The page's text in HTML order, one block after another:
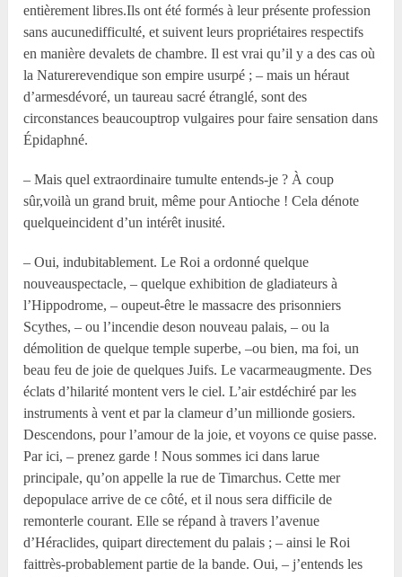
entièrement libres.Ils ont été formés à leur présente profession
sans aucunedifficulté, et suivent leurs propriétaires respectifs
en manière devalets de chambre. Il est vrai qu’il y a des cas où
la Naturerevendique son empire usurpé ; – mais un héraut
d’armesdévoré, un taureau sacré étranglé, sont des
circonstances beaucouptrop vulgaires pour faire sensation dans
Épidaphné.
– Mais quel extraordinaire tumulte entends-je ? À coup
sûr,voilà un grand bruit, même pour Antioche ! Cela dénote
quelqueincident d’un intérêt inusité.
– Oui, indubitablement. Le Roi a ordonné quelque
nouveauspectacle, – quelque exhibition de gladiateurs à
l’Hippodrome, – oupeut-être le massacre des prisonniers
Scythes, – ou l’incendie deson nouveau palais, – ou la
démolition de quelque temple superbe, –ou bien, ma foi, un
beau feu de joie de quelques Juifs. Le vacarmeaugmente. Des
éclats d’hilarité montent vers le ciel. L’air estdéchiré par les
instruments à vent et par la clameur d’un millionde gosiers.
Descendons, pour l’amour de la joie, et voyons ce quise passe.
Par ici, – prenez garde ! Nous sommes ici dans larue
principale, qu’on appelle la rue de Timarchus. Cette mer
depopulace arrive de ce côté, et il nous sera difficile de
remonterle courant. Elle se répand à travers l’avenue
d’Héraclides, quipart directement du palais ; – ainsi le Roi
faittrès-probablement partie de la bande. Oui, – j’entends les